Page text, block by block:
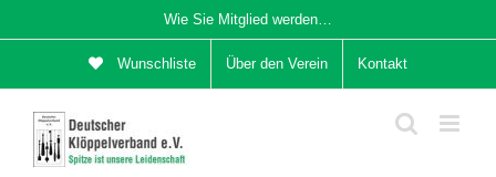
Inhalt
Wie Sie Mitglied werden…
Wunschliste Über den Verein Kontakt